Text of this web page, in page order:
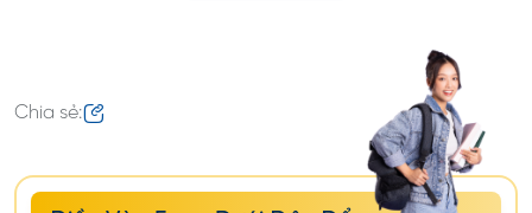
Chi phí sinh hoạt cao hơn,
với mức chi phí homestay khoảng 300-350
Nelson, Manawatu, Dunedin:Chi phí thấp hơn,
dao động khoảng 250-290 NZD/tuần.
Chia sẻ: